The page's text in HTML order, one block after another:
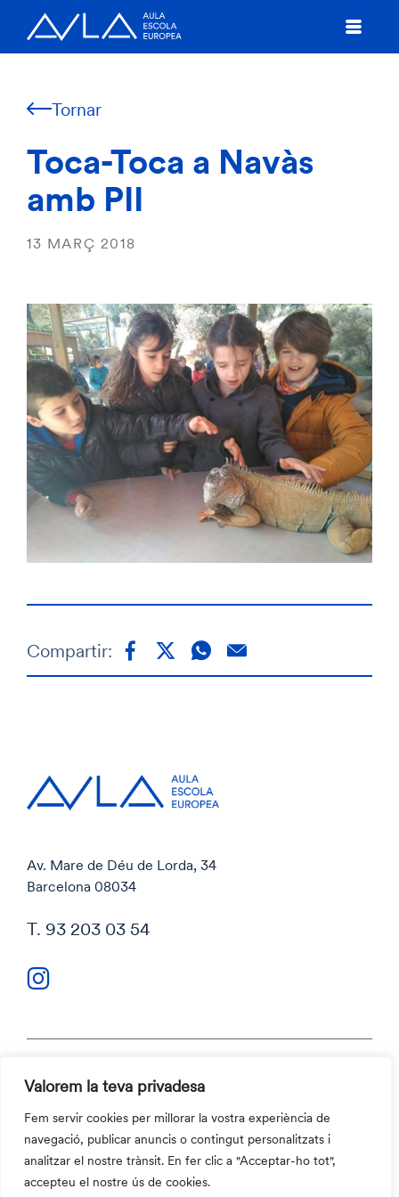
Valorem la teva privadesa
Fem servir cookies per millorar la vostra experiència de
navegació, publicar anuncis o contingut personalitzats i
analitzar el nostre trànsit. En fer clic a "Acceptar-ho tot",
accepteu el nostre ús de cookies.
Tornar
Toca-Toca a Navàs
amb PII
13 MARÇ 2018
Compartir:
Av. Mare de Déu de Lorda, 34
Barcelona 08034
T. 93 203 03 54
Política de privacitat
Política de cookies
Codi ètic i Canal ètic
Contacte
©2026 Aula Escola Europea